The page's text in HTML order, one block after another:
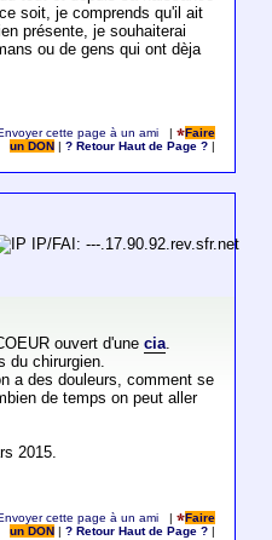
soit, je comprends qu'il ait
présente, je souhaiterai
ou de gens qui ont dèja
cette page à un ami |
Faire
un DON
|? Retour Haut de Page ?
IP/FAI: ---.17.90.92.rev.sfr.net
ouvert d'une cia.
du chirurgien.
a des douleurs, comment se
de temps on peut aller
2015.
cette page à un ami |
Faire
un DON
|? Retour Haut de Page ?